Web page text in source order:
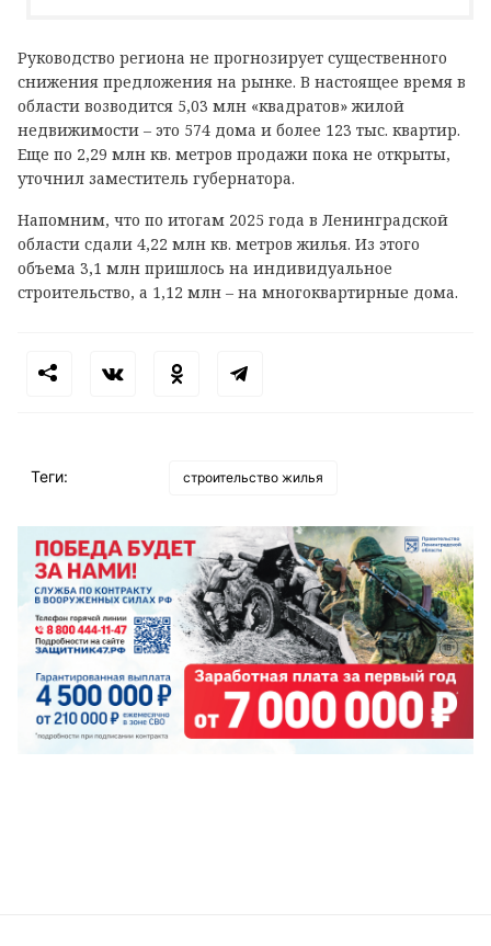
Руководство региона не прогнозирует существенного
снижения предложения на рынке. В настоящее время в
области возводится 5,03 млн «квадратов» жилой
недвижимости – это 574 дома и более 123 тыс. квартир.
Еще по 2,29 млн кв. метров продажи пока не открыты,
уточнил заместитель губернатора.
Напомним, что по итогам 2025 года в Ленинградской
области сдали 4,22 млн кв. метров жилья. Из этого
объема 3,1 млн пришлось на индивидуальное
строительство, а 1,12 млн – на многоквартирные дома.
Теги: строительство жилья